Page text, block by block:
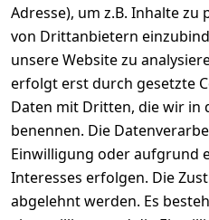
Adresse), um z.B. Inhalte zu
von Drittanbietern
unsere Website zu
erfolgt erst durch gesetzte
Daten mit Dritten, die wir in
benennen. Die
Einwilligung oder aufgrund
Interesses erfolgen. Die
abgelehnt werden. Es